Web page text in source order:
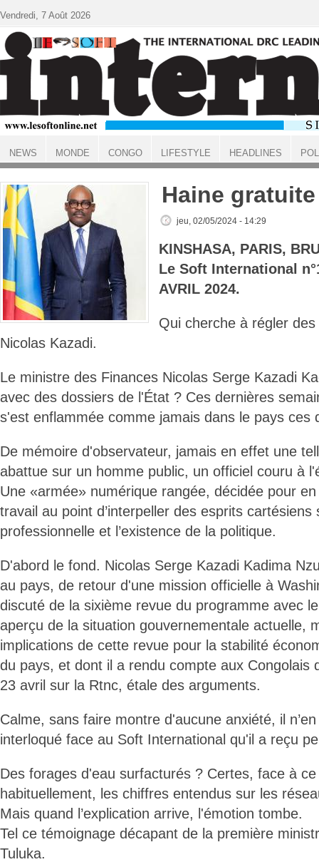
ACCUEIL
Haine gratuite
jeu, 02/05/2024 - 14:29
KINSHASA, PARIS,
Le Soft International
AVRIL 2024.
Qui cherche à régler
Nicolas Kazadi.
Le ministre des Finances Nicolas Serge Kazadi
avec des dossiers de l'État ? Ces dernières
s'est enflammée comme jamais dans le pays ces
De mémoire d'observateur, jamais en effet une
abattue sur un homme public, un officiel couru à
Une «armée» numérique rangée, décidée pour
travail au point d’interpeller des esprits cartésiens
professionnelle et l’existence de la politique.
D'abord le fond. Nicolas Serge Kazadi Kadima
au pays, de retour d'une mission officielle à
discuté de la sixième revue du programme avec
aperçu de la situation gouvernementale actuelle,
implications de cette revue pour la stabilité
du pays, et dont il a rendu compte aux Congolais
23 avril sur la Rtnc, étale des arguments.
Calme, sans faire montre d'aucune anxiété, il
interloqué face au Soft International qu'il a reçu
Des forages d'eau surfacturés ? Certes, face à
habituellement, les chiffres entendus sur les
Mais quand l’explication arrive, l'émotion tombe.
Tel ce témoignage décapant de la première
Tuluka.
Vendredi, 7 Août 2026
NEWS MONDE CONGO LIFESTYLE HEADLINES